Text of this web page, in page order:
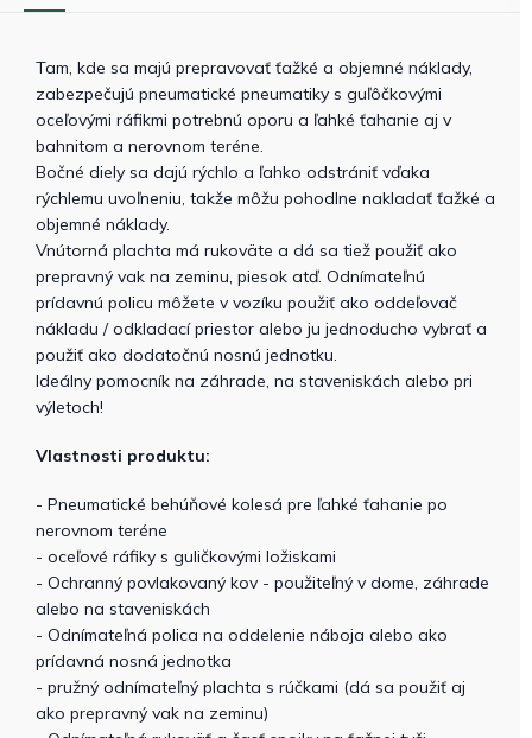
Tam, kde sa majú prepravovať ťažké a objemné náklady,
zabezpečujú pneumatické pneumatiky s guľôčkovými
oceľovými ráfikmi potrebnú oporu a ľahké ťahanie aj v
bahnitom a nerovnom teréne.
Bočné diely sa dajú rýchlo a ľahko odstrániť vďaka
rýchlemu uvoľneniu, takže môžu pohodlne nakladať ťažké a
objemné náklady.
Vnútorná plachta má rukoväte a dá sa tiež použiť ako
prepravný vak na zeminu, piesok atď. Odnímateľnú
prídavnú policu môžete v vozíku použiť ako oddeľovač
nákladu / odkladací priestor alebo ju jednoducho vybrať a
použiť ako dodatočnú nosnú jednotku.
Ideálny pomocník na záhrade, na staveniskách alebo pri
výletoch!
Vlastnosti produktu:
- Pneumatické behúňové kolesá pre ľahké ťahanie po
nerovnom teréne
- oceľové ráfiky s guličkovými ložiskami
- Ochranný povlakovaný kov - použiteľný v dome, záhrade
alebo na staveniskách
- Odnímateľná polica na oddelenie náboja alebo ako
prídavná nosná jednotka
- pružný odnímateľný plachta s rúčkami (dá sa použiť aj
ako prepravný vak na zeminu)